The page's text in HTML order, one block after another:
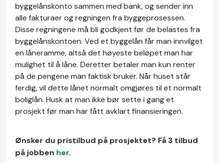
byggelånskonto sammen med bank, og sender inn
alle fakturaer og regningen fra byggeprosessen.
Disse regningene må bli godkjent før de belastes fra
byggelånskontoen. Ved et byggelån får man innvilget
en låneramme, altså det høyeste beløpet man har
mulighet til å låne. Deretter betaler man kun renter
på de pengene man faktisk bruker. Når huset står
ferdig, vil dette lånet normalt omgjøres til et normalt
boliglån. Husk at man ikke bør sette i gang et
prosjekt før man har fått avklart finansieringen.
Ønsker du pristilbud på prosjektet? Få 3 tilbud
på jobben her.